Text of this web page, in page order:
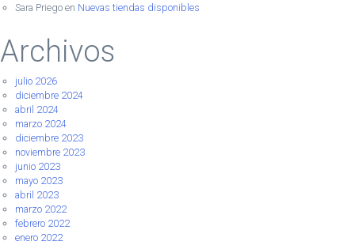
Sara Priegoen Nuevas tiendas disponibles
Archivos
julio 2026
diciembre 2024
abril 2024
marzo 2024
diciembre 2023
noviembre 2023
junio 2023
mayo 2023
abril 2023
marzo 2022
febrero 2022
enero 2022